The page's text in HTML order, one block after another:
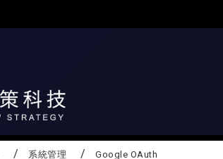
系統管理 Google OAuth